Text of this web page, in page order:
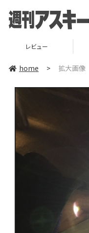
レビュー
home > 拡大画像